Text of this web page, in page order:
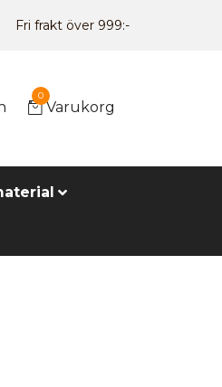
Fri frakt över 999:-
0
Varukorg